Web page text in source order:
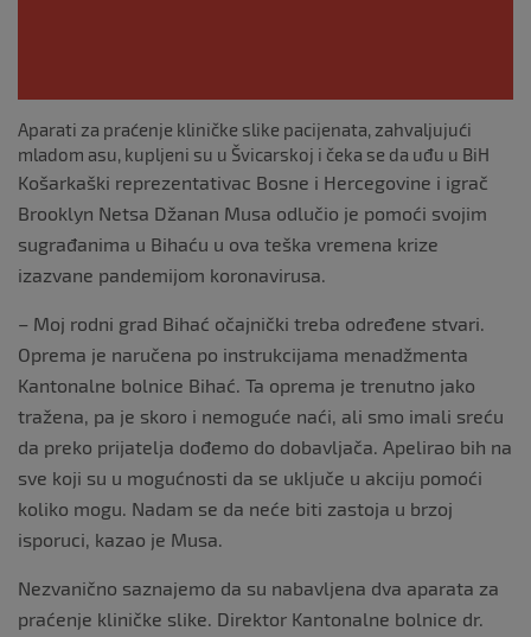
Aparati za praćenje kliničke slike pacijenata, zahvaljujući
mladom asu, kupljeni su u Švicarskoj i čeka se da uđu u BiH
Košarkaški reprezentativac Bosne i Hercegovine i igrač
Brooklyn Netsa Džanan Musa odlučio je pomoći svojim
sugrađanima u Bihaću u ova teška vremena krize
izazvane pandemijom koronavirusa.
– Moj rodni grad Bihać očajnički treba određene stvari.
Oprema je naručena po instrukcijama menadžmenta
Kantonalne bolnice Bihać. Ta oprema je trenutno jako
tražena, pa je skoro i nemoguće naći, ali smo imali sreću
da preko prijatelja dođemo do dobavljača. Apelirao bih na
sve koji su u mogućnosti da se uključe u akciju pomoći
koliko mogu. Nadam se da neće biti zastoja u brzoj
isporuci, kazao je Musa.
Nezvanično saznajemo da su nabavljena dva aparata za
praćenje kliničke slike. Direktor Kantonalne bolnice dr.